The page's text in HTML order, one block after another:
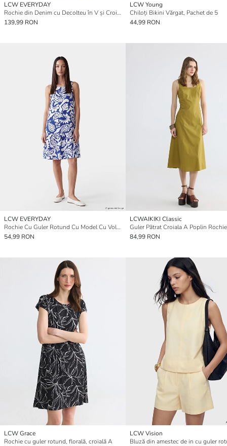
LCW EVERYDAY
Rochie din Denim cu Decolteu în V și Croială A
139,99 RON
LCW Young
Chiloți Bikini Vărgat, Pachet de 5
44,99 RON
LCW EVERYDAY
Rochie Cu Guler Rotund Cu Model Cu Volănașe
54,99 RON
LCWAIKIKI Classic
Guler Pătrat Croiala A Poplin Rochie
84,99 RON
LCW Grace
Rochie cu guler rotund, florală, croială A
LCW Vision
Bluză din amestec de in cu guler